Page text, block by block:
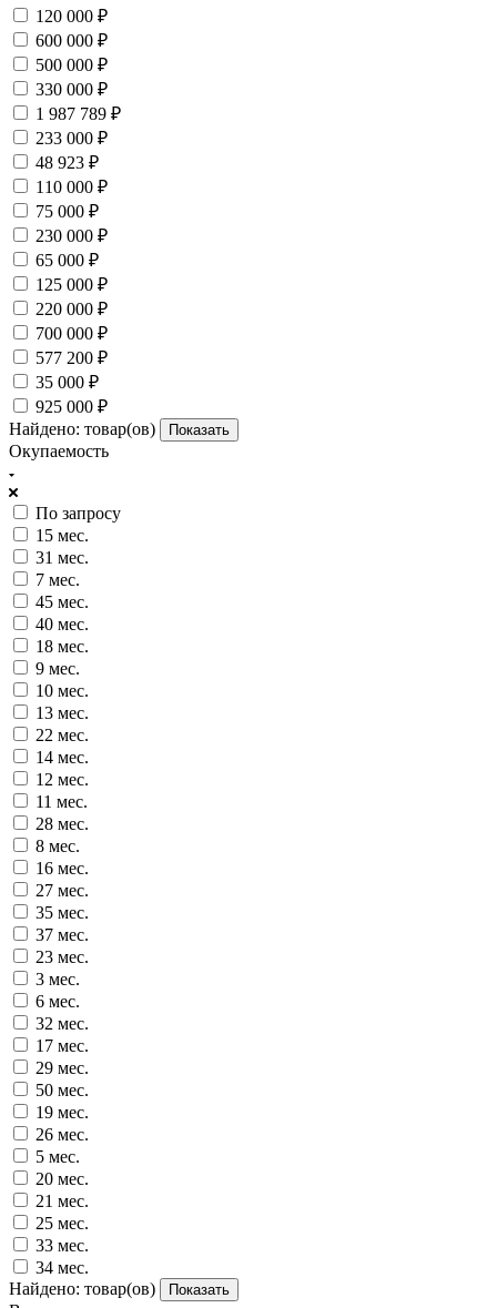
120 000 ₽
600 000 ₽
500 000 ₽
330 000 ₽
1 987 789 ₽
233 000 ₽
48 923 ₽
110 000 ₽
75 000 ₽
230 000 ₽
65 000 ₽
125 000 ₽
220 000 ₽
700 000 ₽
577 200 ₽
35 000 ₽
925 000 ₽
Найдено: товар(ов) Показать
Окупаемость
По запросу
15 мес.
31 мес.
7 мес.
45 мес.
40 мес.
18 мес.
9 мес.
10 мес.
13 мес.
22 мес.
14 мес.
12 мес.
11 мес.
28 мес.
8 мес.
16 мес.
27 мес.
35 мес.
37 мес.
23 мес.
3 мес.
6 мес.
32 мес.
17 мес.
29 мес.
50 мес.
19 мес.
26 мес.
5 мес.
20 мес.
21 мес.
25 мес.
33 мес.
34 мес.
Найдено: товар(ов) Показать